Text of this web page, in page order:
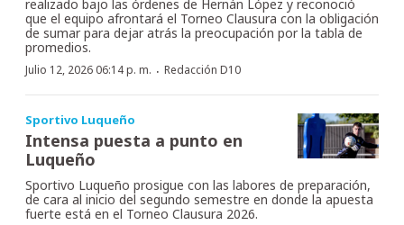
realizado bajo las órdenes de Hernán López y reconoció
que el equipo afrontará el Torneo Clausura con la obligación
de sumar para dejar atrás la preocupación por la tabla de
promedios.
Julio 12, 2026 06:14 p. m. · Redacción D10
Sportivo Luqueño
Intensa puesta a punto en
Luqueño
Sportivo Luqueño prosigue con las labores de preparación,
de cara al inicio del segundo semestre en donde la apuesta
fuerte está en el Torneo Clausura 2026.